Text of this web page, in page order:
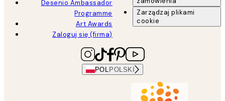
Desenio Ambassador
Programme
Art Awards
Zaloguj się (firma)
Zarządzaj plikami
cookie
POL POLSKI